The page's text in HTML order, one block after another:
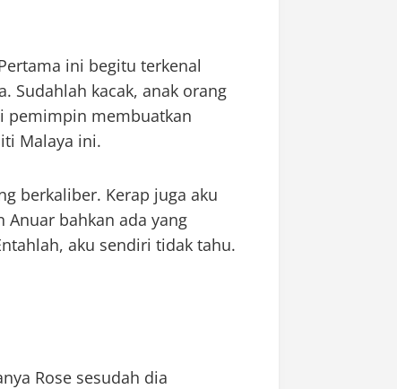
ini begitu terkenal
Sudahlah kacak, anak orang
pemimpin membuatkan
Malaya ini.
berkaliber. Kerap juga aku
Anuar bahkan ada yang
aku sendiri tidak tahu.
Rose sesudah dia